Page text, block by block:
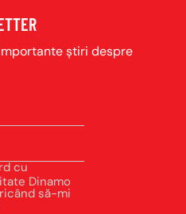
știri despre
cu
Dinamo
să-mi